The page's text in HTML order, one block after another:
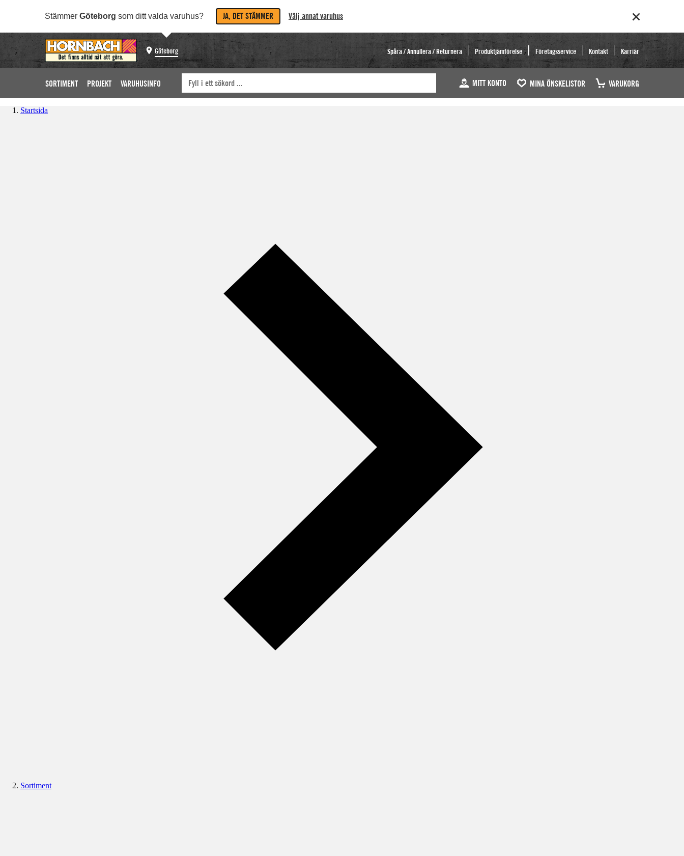
Stämmer Göteborg som ditt valda varuhus? JA, DET STÄMMER Välj annat varuhus
Göteborg Spåra / Annullera / Returnera Produktjämförelse Företagsservice Kontakt Karriär
SORTIMENT PROJEKT VARUHUSINFO MITT KONTO MINA ÖNSKELISTOR VARUKORG
Startsida
Sortiment